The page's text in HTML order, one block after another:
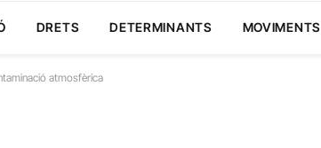
DRETS DETERMINANTS MOVIMENTS
atmosfèrica